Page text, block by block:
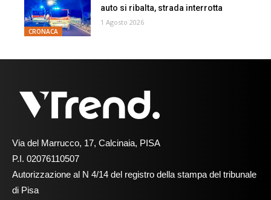
CRONACA
auto si ribalta, strada interrotta
1 Agosto 2026
Via del Marrucco, 17, Calcinaia, PISA
P.I. 02076110507
Autorizzazione al N 4/14 del registro della stampa del tribunale
di Pisa